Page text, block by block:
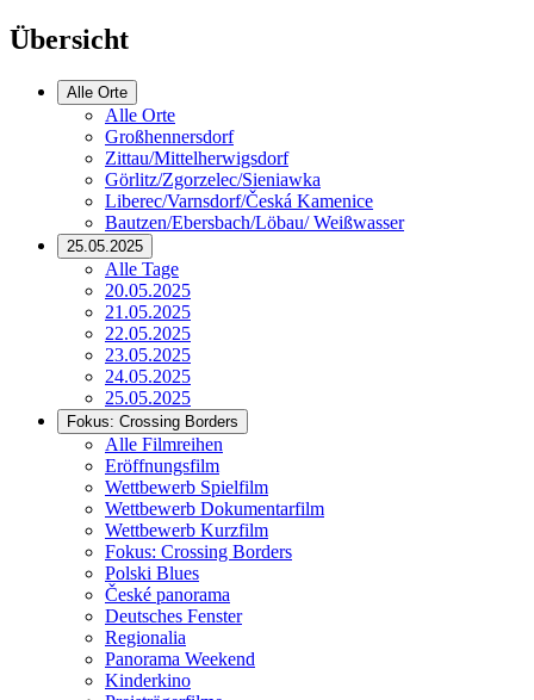
Übersicht
Alle Orte
Alle Orte
Großhennersdorf
Zittau/Mittelherwigsdorf
Görlitz/Zgorzelec/Sieniawka
Liberec/Varnsdorf/Česká Kamenice
Bautzen/Ebersbach/Löbau/ Weißwasser
25.05.2025
Alle Tage
20.05.2025
21.05.2025
22.05.2025
23.05.2025
24.05.2025
25.05.2025
Fokus: Crossing Borders
Alle Filmreihen
Eröffnungsfilm
Wettbewerb Spielfilm
Wettbewerb Dokumentarfilm
Wettbewerb Kurzfilm
Fokus: Crossing Borders
Polski Blues
České panorama
Deutsches Fenster
Regionalia
Panorama Weekend
Kinderkino